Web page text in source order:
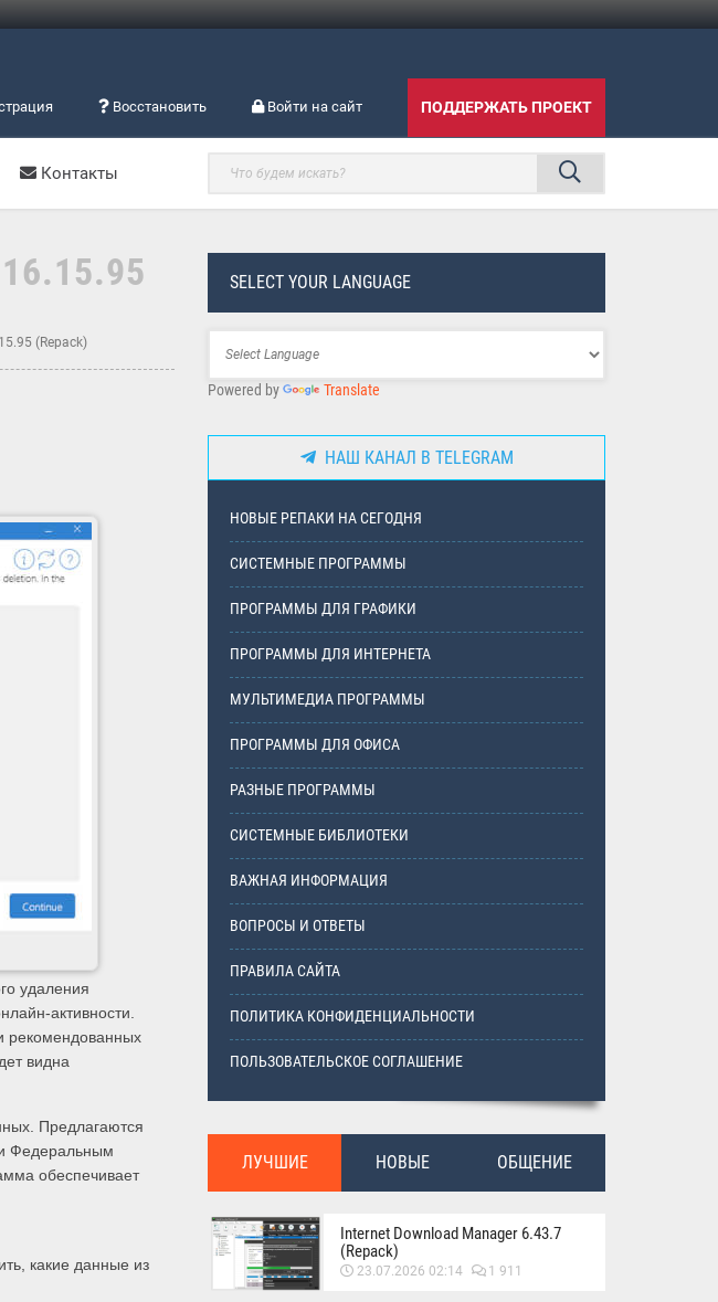
Восстановить Войти на сайт ПОДДЕРЖАТЬ ПРОЕКТ
Контакты
16.15.95
(Repack)
удаления
активности.
рекомендованных
видна
Предлагаются
Федеральным
обеспечивает
какие данные из
SELECT YOUR LANGUAGE
Powered by Translate
НАШ КАНАЛ В TELEGRAM
НОВЫЕ РЕПАКИ НА СЕГОДНЯ
СИСТЕМНЫЕ ПРОГРАММЫ
ПРОГРАММЫ ДЛЯ ГРАФИКИ
ПРОГРАММЫ ДЛЯ ИНТЕРНЕТА
МУЛЬТИМЕДИА ПРОГРАММЫ
ПРОГРАММЫ ДЛЯ ОФИСА
РАЗНЫЕ ПРОГРАММЫ
СИСТЕМНЫЕ БИБЛИОТЕКИ
ВАЖНАЯ ИНФОРМАЦИЯ
ВОПРОСЫ И ОТВЕТЫ
ПРАВИЛА САЙТА
ПОЛИТИКА КОНФИДЕНЦИАЛЬНОСТИ
ПОЛЬЗОВАТЕЛЬСКОЕ СОГЛАШЕНИЕ
ЛУЧШИЕ НОВЫЕ ОБЩЕНИЕ
Internet Download Manager 6.43.7
(Repack)
23.07.2026 02:14 1 911